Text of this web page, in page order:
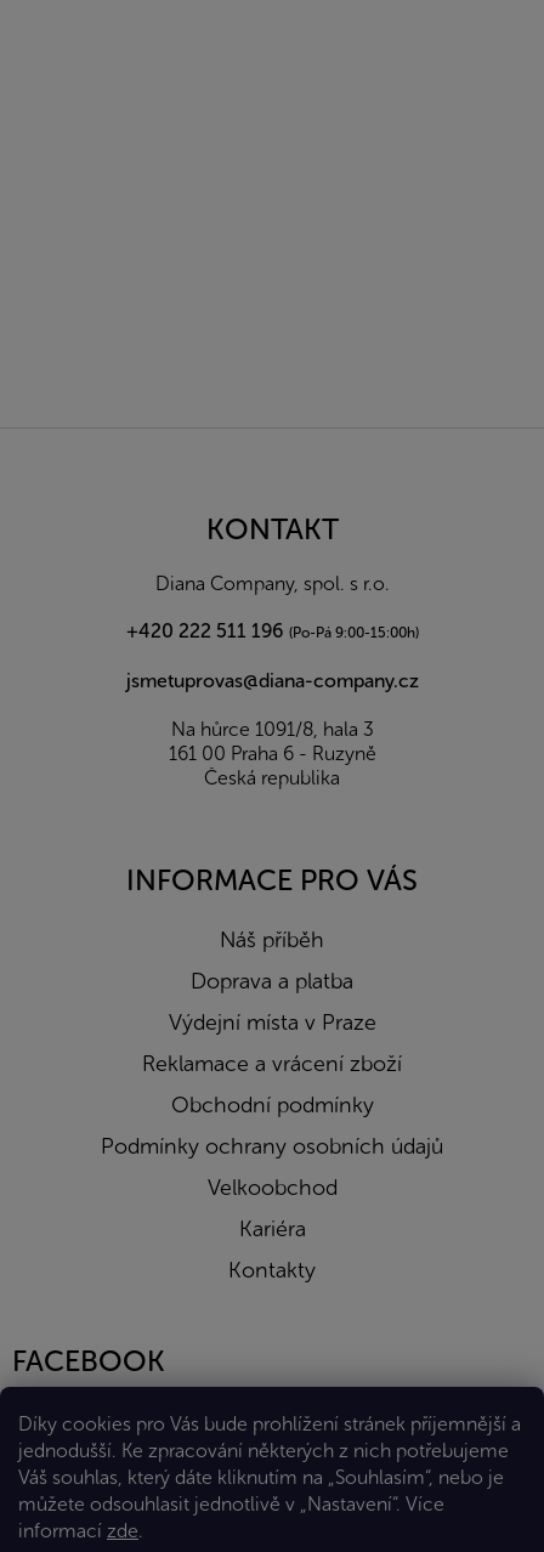
Díky cookies pro Vás bude prohlížení stránek příjemnější a
jednodušší. Ke zpracování některých z nich potřebujeme
Váš souhlas, který dáte kliknutím na „Souhlasím“, nebo je
můžete odsouhlasit jednotlivě v „Nastavení“. Více
informací zde.
KONTAKT
Diana Company, spol. s r.o.
+420 222 511 196 (Po-Pá 9:00-15:00h)
jsmetuprovas@diana-company.cz
Na hůrce 1091/8, hala 3
161 00 Praha 6 - Ruzyně
Česká republika
INFORMACE PRO VÁS
Náš příběh
Doprava a platba
Výdejní místa v Praze
Reklamace a vrácení zboží
Obchodní podmínky
Podmínky ochrany osobních údajů
Velkoobchod
Kariéra
Kontakty
FACEBOOK